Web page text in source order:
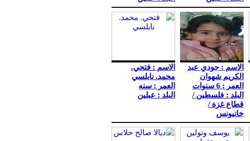
الاسم : جودي عبد
الكريم شهوان
العمر : 6 سنوات
البلد : فلسطين /
قطاع غزة /
خانيونس
الاسم : فتحي.
محمد. نابلسي
العمر : سنه
البلد : عبلين